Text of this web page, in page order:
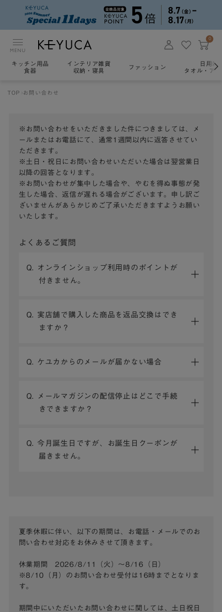
MENU
0
キッチン用品
食器
インテリア雑貨
収納・寝具
ファッション
日用雑
タオル・ア
TOP お問い合わせ
※お問い合わせをいただきました件につきましては、メ
ールまたはお電話にて、通常1週間以内に返答させてい
ただきます。
※土日・祝日にお問い合わせいただいた場合は翌営業日
以降の回答となります。
※お問い合わせが集中した場合や、やむを得ぬ事態が発
生した場合、返信が遅れる場合がございます。申し訳ご
ざいませんがあらかじめご了承いただきますようお願い
いたします。
よくあるご質問
Q. オンラインショップ利用時のポイントが
付きません。
Q. 実店舗で購入した商品を返品交換はでき
ますか？
Q. ケユカからのメールが届かない場合
Q. メールマガジンの配信停止はどこで手続
きできますか？
Q. 今月誕生日ですが、お誕生日クーポンが
届きません。
夏季休暇に伴い、以下の期間は、お電話・メールでのお
問い合わせ対応をお休みさせて頂きます。
休業期間 2026/8/11（火）～8/16（日）
※8/10（月）のお問い合わせ受付は16時までとなりま
す。
期間中にいただいたお問い合わせに関しては、土日祝日